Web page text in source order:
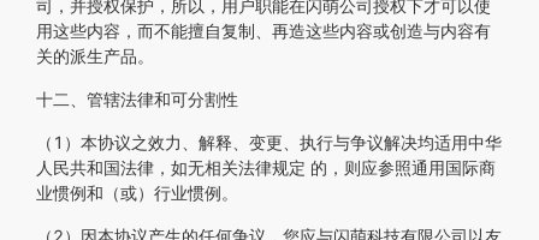
司，并授权保护，所以，用户职能在闪萌公司授权下才可以使
用这些内容，而不能擅自复制、再造这些内容或创造与内容有
关的派生产品。
十二、管辖法律和可分割性
（1）本协议之效力、解释、变更、执行与争议解决均适用中华
人民共和国法律，如无相关法律规定 的，则应参照通用国际商
业惯例和（或）行业惯例。
（2）因本协议产生的任何争议，您应与闪萌科技有限公司以友